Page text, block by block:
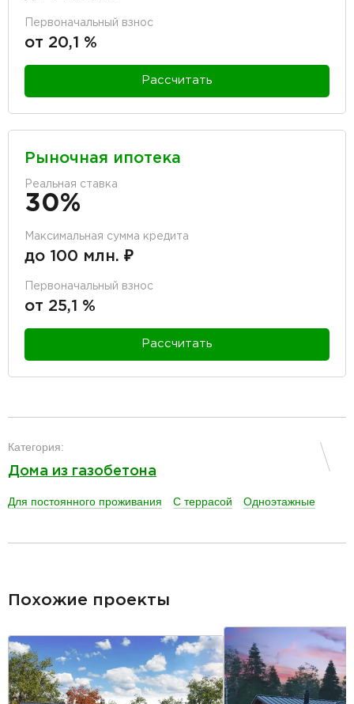
Первоначальный взнос
от 20,1 %
Рассчитать
Рыночная ипотека
Реальная ставка
30%
Максимальная сумма кредита
до 100 млн. ₽
Первоначальный взнос
от 25,1 %
Рассчитать
Категория:
Дома из газобетона
Для постоянного проживания С террасой Одноэтажные
Похожие проекты